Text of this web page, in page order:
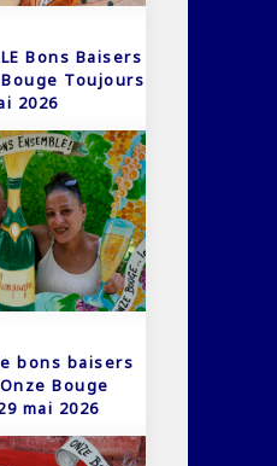
Bons Baisers
Toujours
2026
bons baisers
Bouge
mai 2026